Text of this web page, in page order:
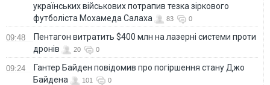
українських військових потрапив тезка зіркового
футболіста Мохамеда Салаха
83 0
09:48
Пентагон витратить $400 млн на лазерні системи проти
дронів
20 0
09:24
Гантер Байден повідомив про погіршення стану Джо
Байдена
101 0